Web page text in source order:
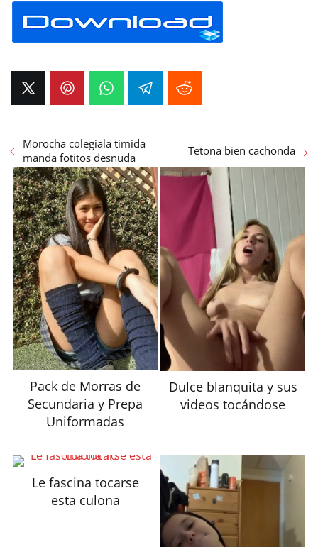
Morocha colegiala timida
manda fotitos desnuda
Tetona bien cachonda
Pack de Morras de
Secundaria y Prepa
Uniformadas
Dulce blanquita y sus
videos tocándose
Le fascina tocarse
esta culona